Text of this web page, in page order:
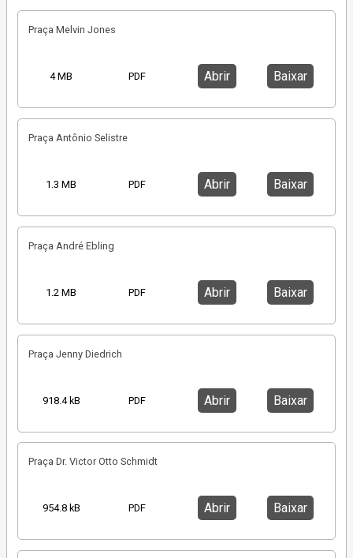
Praça Melvin Jones
4 MB PDF Abrir Baixar
Praça Antônio Selistre
1.3 MB PDF Abrir Baixar
Praça André Ebling
1.2 MB PDF Abrir Baixar
Praça Jenny Diedrich
918.4 kB PDF Abrir Baixar
Praça Dr. Victor Otto Schmidt
954.8 kB PDF Abrir Baixar